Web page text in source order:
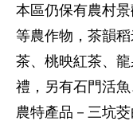
本區仍保有農村
等農作物，茶韻
茶、桃映紅茶、
禮，另有石門活
農特產品－三坑